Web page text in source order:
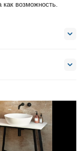
как возможность.